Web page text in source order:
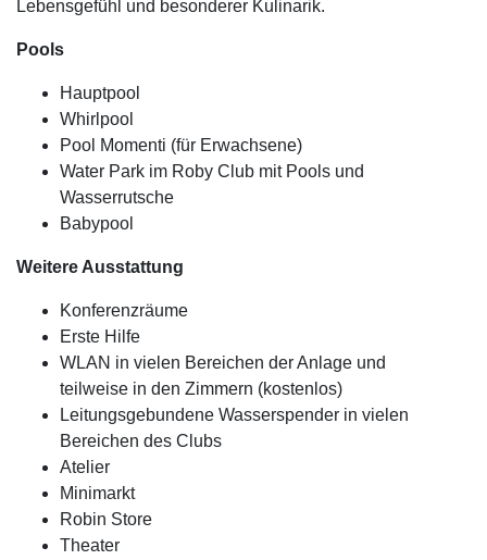
Lebensgefühl und besonderer Kulinarik.
Pools
Hauptpool
Whirlpool
Pool Momenti (für Erwachsene)
Water Park im Roby Club mit Pools und
Wasserrutsche
Babypool
Weitere Ausstattung
Konferenzräume
Erste Hilfe
WLAN in vielen Bereichen der Anlage und
teilweise in den Zimmern (kostenlos)
Leitungsgebundene Wasserspender in vielen
Bereichen des Clubs
Atelier
Minimarkt
Robin Store
Theater